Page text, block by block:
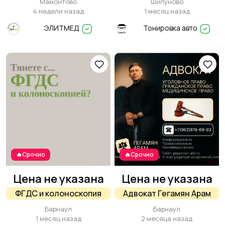
приём в Мамонтово —
ТОЛЬКО ОДИН ДЕНЬ
4 недели назад
ЭЛИТМЕД
автомобиль и создайте
1 месяц назад
Тонировка авто
🔥Срочно
Цена не указана
ФГДС и колоноскопия
Барнаул
1 месяц назад
🔥Срочно
Цена не указана
Адвокат Гегамян Арам
Барнаул
2 месяца назад